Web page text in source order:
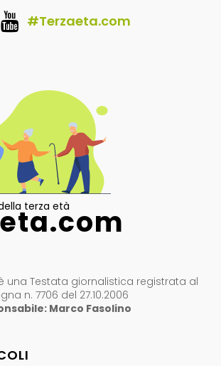
#Terzaeta.com
terza età
una Testata giornalistica registrata al
n. 7706 del 27.10.2006
Marco Fasolino